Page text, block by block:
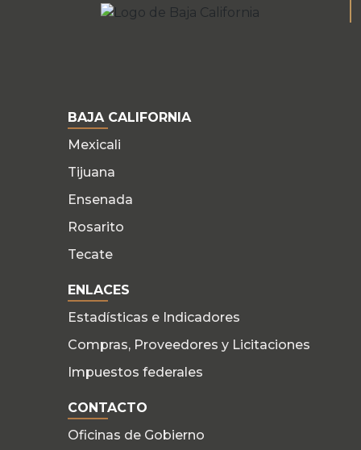
BAJA CALIFORNIA
Mexicali
Tijuana
Ensenada
Rosarito
Tecate
ENLACES
Estadísticas e Indicadores
Compras, Proveedores y Licitaciones
Impuestos federales
CONTACTO
Oficinas de Gobierno